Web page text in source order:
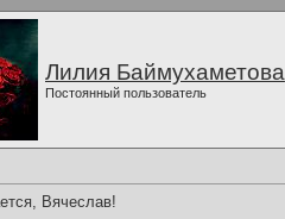
Лилия Баймухаметова
Постоянный пользователь
Вячеслав!